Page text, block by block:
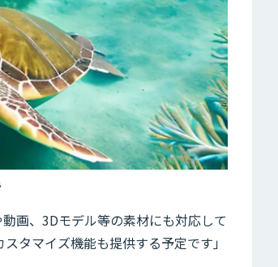
画、3Dモデル等の素材にも対応して
タマイズ機能も提供する予定です」